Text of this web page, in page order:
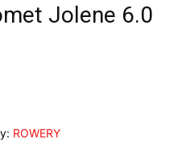
Jolene 6.0
ROWERY